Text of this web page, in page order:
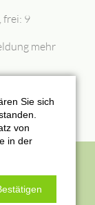
frei: 9
mehr
Sie sich
von
in der